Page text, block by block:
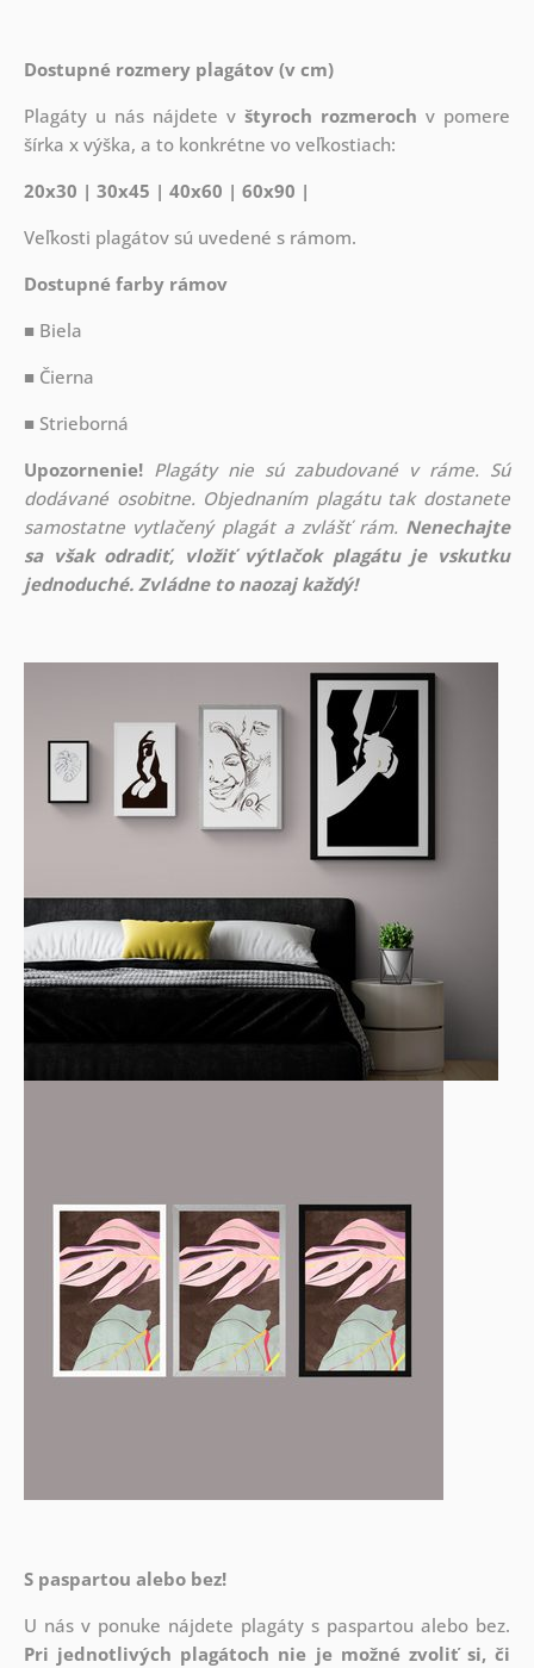
Dostupné rozmery plagátov (v cm)
Plagáty u nás nájdete vštyroch rozmeroch v pomere
šírka x výška, a to konkrétne vo veľkostiach:
20x30 | 30x45 | 40x60 | 60x90 |
Veľkosti plagátov sú uvedené s rámom.
Dostupné farby rámov
■ Biela
■ Čierna
■ Strieborná
Upozornenie! Plagáty nie sú zabudované v ráme. Sú
dodávané osobitne. Objednaním plagátu tak dostanete
samostatne vytlačený plagát a zvlášť rám. Nenechajte
sa však odradiť, vložiť výtlačok plagátu je vskutku
jednoduché. Zvládne to naozaj každý!
S paspartou alebo bez!
U nás v ponuke nájdete plagáty s paspartou alebo bez.
Pri jednotlivých plagátoch nie je možné zvoliť si, či